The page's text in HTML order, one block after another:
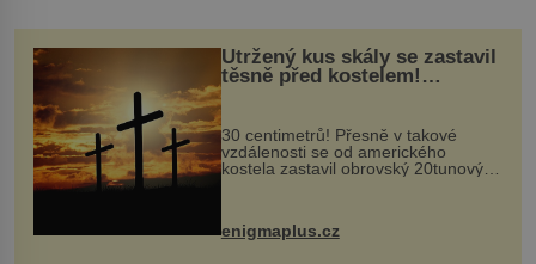
Utržený kus skály se zastavil
těsně před kostelem!
Ochránila ho boží síla?
30 centimetrů! Přesně v takové
vzdálenosti se od amerického
kostela zastavil obrovský 20tunový
...
enigmaplus.cz